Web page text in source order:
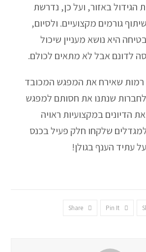
הגידול באזור, ועל כן, נדרשת
גורמים מקצועיים. ולסיום,
היא נושא מעניין שיכול
לדונם אבל לא מתאים לכולם.
שאירח את המפגש המכובד
70 איש, לחברות שנתנו את חסותם למפגש
הדיונים במקצועיות ראויה
שלקחו חלק פעיל בכנס
עתיד הענף בגולן!
Pin It
Share